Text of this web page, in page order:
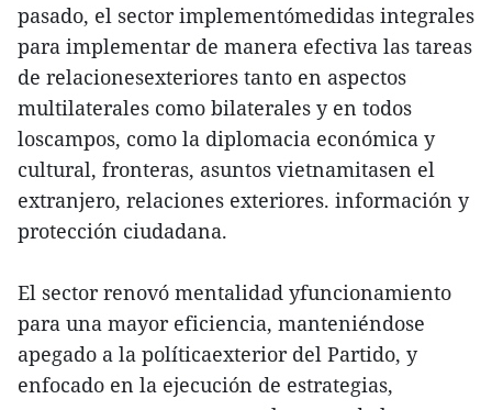
pasado, el sector implementómedidas integrales
para implementar de manera efectiva las tareas
de relacionesexteriores tanto en aspectos
multilaterales como bilaterales y en todos
loscampos, como la diplomacia económica y
cultural, fronteras, asuntos vietnamitasen el
extranjero, relaciones exteriores. información y
protección ciudadana.
El sector renovó mentalidad yfuncionamiento
para una mayor eficiencia, manteniéndose
apegado a la políticaexterior del Partido, y
enfocado en la ejecución de estrategias,